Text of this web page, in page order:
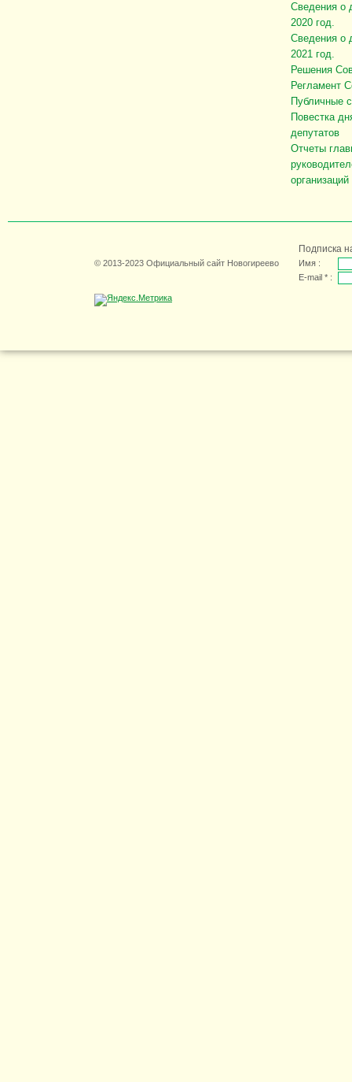
Сведения о
2020 год.
Сведения о
2021 год.
Решения
Регламент
Публичные
Повестка
депутатов
Отчеты
организаций
© 2013-2023 Официальный сайт Новогиреево
Подписка
Имя :
E-mail * :